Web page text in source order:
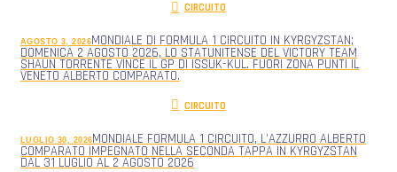
CIRCUITO
AGOSTO 3, 2026MONDIALE DI FORMULA 1 CIRCUITO IN KYRGYZSTAN;
DOMENICA 2 AGOSTO 2026, LO STATUNITENSE DEL VICTORY TEAM
SHAUN TORRENTE VINCE IL GP DI ISSUK-KUL. FUORI ZONA PUNTI IL
VENETO ALBERTO COMPARATO.
CIRCUITO
LUGLIO 30, 2026MONDIALE FORMULA 1 CIRCUITO, L’AZZURRO ALBERTO
COMPARATO IMPEGNATO NELLA SECONDA TAPPA IN KYRGYZSTAN
DAL 31 LUGLIO AL 2 AGOSTO 2026